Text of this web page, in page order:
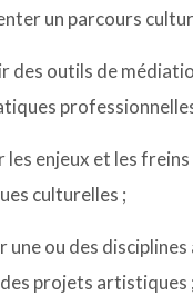
un parcours
des outils de
enjeux et les freins
culturelles ;
une ou des
projets artistiques ;